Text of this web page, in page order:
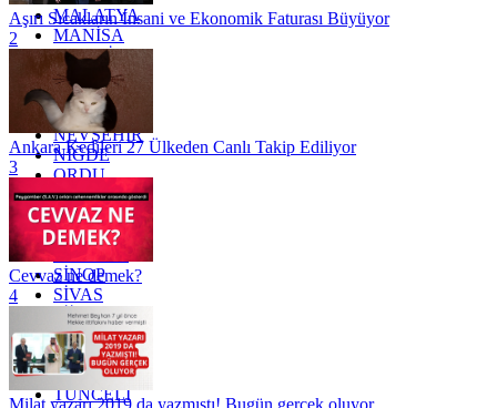
MALATYA
MANİSA
MARDİN
MERSİN
MUĞLA
MUŞ
NEVŞEHİR
NİĞDE
ORDU
OSMANİYE
RİZE
SAKARYA
SAMSUN
SİNOP
SİVAS
SİİRT
TEKİRDAĞ
TOKAT
TRABZON
TUNCELİ
Aşırı Sıcakların İnsani ve Ekonomik Faturası Büyüyor
2
Ankara Kedileri 27 Ülkeden Canlı Takip Ediliyor
3
Cevvaz ne demek?
4
Milat yazarı 2019 da yazmıştı! Bugün gerçek oluyor